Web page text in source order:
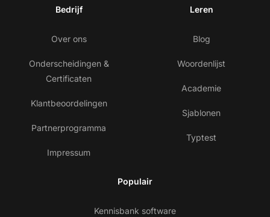
Bedrijf
Over ons
Onderscheidingen &
Certificaten
Klantbeoordelingen
Partnerprogramma
Impressum
Leren
Blog
Woordenlijst
Academie
Sjablonen
Typtest
Populair
Kennisbank software